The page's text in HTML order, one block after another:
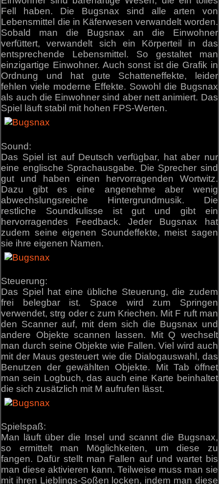
Fell haben. Die Bugsnax sind alle arten von
Lebensmittel die in Käferwesen verwandelt worden.
Sobald man die Bugsnax an die Einwohner
verfüttert, verwandelt sich ein Körperteil in das
entsprechende Lebensmittel. So gestaltet man
einzigartige Einwohner. Auch sonst ist die Grafik in
Ordnung und hat gute Schatteneffekte, leider
fehlen viele moderne Effekte. Sowohl die Bugsnax
als auch die Einwohner sind aber nett animiert. Das
Spiel läuft stabil mit hohen FPS-Werten.
Sound:
Das Spiel ist auf Deutsch verfügbar, hat aber nur
eine englische Sprachausgabe. Die Sprecher sind
gut und haben einen hervorragenden Wortwitz.
Dazu gibt es eine angenehme aber wenig
abwechslungsreiche Hintergrundmusik. Die
restliche Soundkulisse ist gut und gibt ein
hervorragendes Feedback. Jeder Bugsnax hat
zudem seine eigenen Soundeffekte, meist sagen
sie ihre eigenen Namen.
Steuerung:
Das Spiel hat eine übliche Steuerung, die zudem
frei belegbar ist. Space wird zum Springen
verwendet, strg oder c zum Kriechen. Mit F ruft man
den Scanner auf, mit dem sich die Bugsnax und
andere Objekte scannen lassen. Mit Q wechselt
man durch seine Objekte wie Fallen. Viel wird auch
mit der Maus gesteuert wie die Dialogauswahl, das
Benutzen der gewählten Objekte. Mit Tab öffnet
man sein Logbuch, das auch eine Karte beinhaltet
die sich zusätzlich mit M aufrufen lässt.
Spielspaß:
Man läuft über die Insel und scannt die Bugsnax,
so ermittelt man Möglichkeiten, um diese zu
fangen. Dafür stellt man Fallen auf und wartet bis
man diese aktivieren kann. Teilweise muss man sie
mit ihren Lieblings-Soßen locken, indem man diese